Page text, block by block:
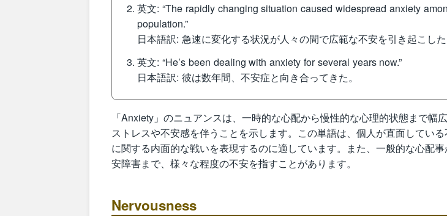
英文: “The rapidly changing situation caused widespread anxiety
population.”
日本語訳: 急速に変化する状況が人々の間で広範な不安を引き起こした
英文: “He’s been dealing with anxiety for several years now.”
日本語訳: 彼は数年間、不安症と向き合ってきた。
「Anxiety」のニュアンスは、一時的な心配から慢性的な心理的状態まで幅
ストレスや不安感を伴うことを示します。この単語は、個人が直面してい
に関する内面的な戦いを表現するのに適しています。また、一般的な心配
安障害まで、様々な程度の不安を指すことがあります。
Nervousness